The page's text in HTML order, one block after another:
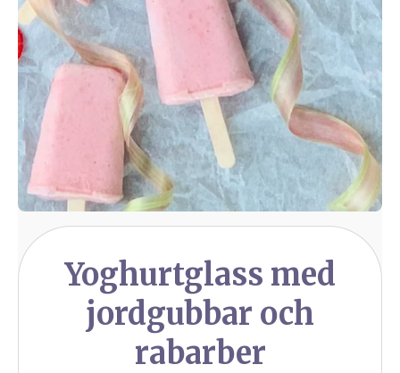
Yoghurtglass med
jordgubbar och
rabarber